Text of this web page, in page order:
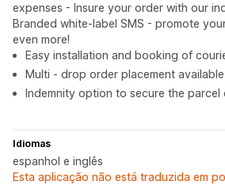
expenses - Insure your order with our
Branded white-label SMS - promote
even more!
Easy installation and booking of
Multi - drop order placement available
Indemnity option to secure the parcel
Idiomas
espanhol e inglês
Esta aplicação não está traduzida em